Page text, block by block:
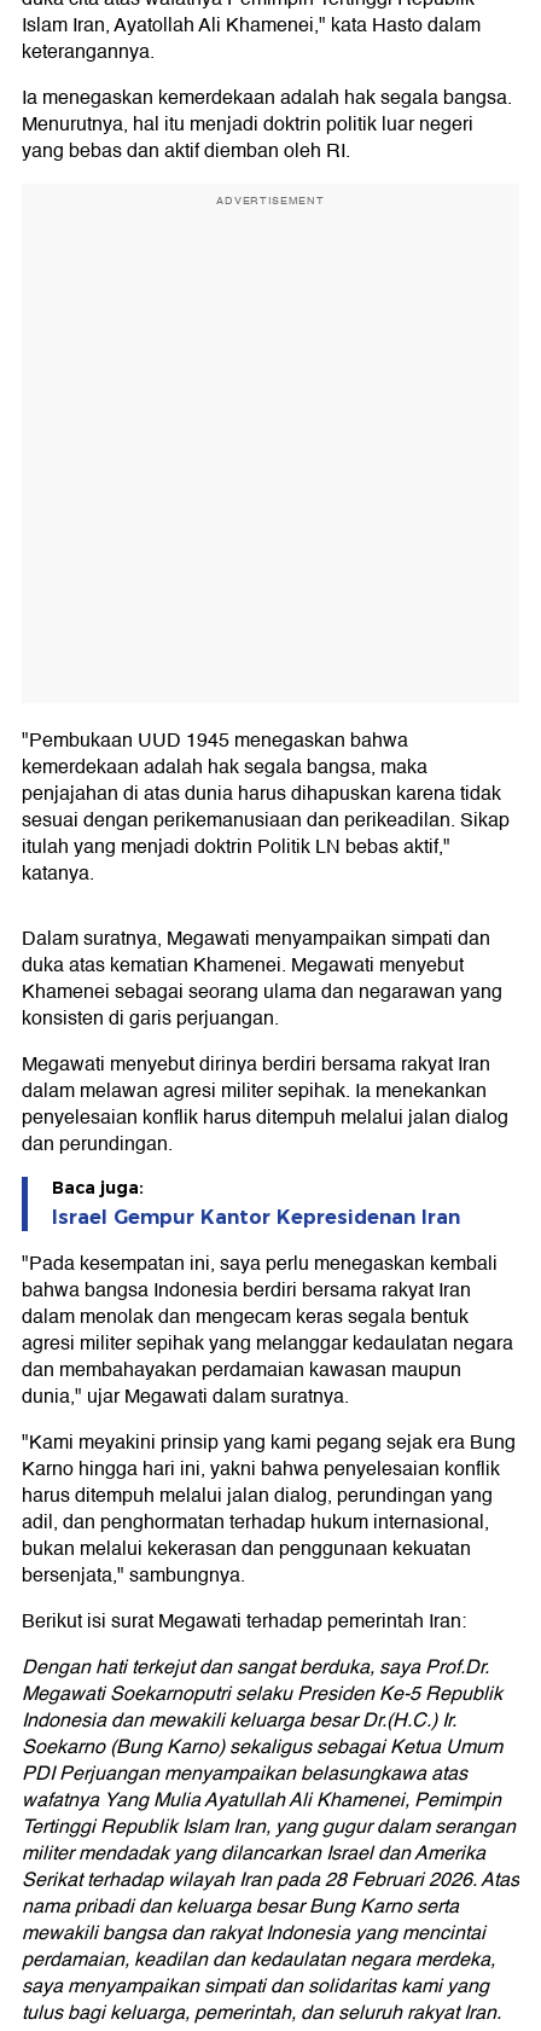
Islam Iran, Ayatollah Ali Khamenei," kata Hasto dalam
keterangannya.
Ia menegaskan kemerdekaan adalah hak segala bangsa.
Menurutnya, hal itu menjadi doktrin politik luar negeri
yang bebas dan aktif diemban oleh RI.
ADVERTISEMENT
"Pembukaan UUD 1945 menegaskan bahwa
kemerdekaan adalah hak segala bangsa, maka
penjajahan di atas dunia harus dihapuskan karena tidak
sesuai dengan perikemanusiaan dan perikeadilan. Sikap
itulah yang menjadi doktrin Politik LN bebas aktif,"
katanya.
Dalam suratnya, Megawati menyampaikan simpati dan
duka atas kematian Khamenei. Megawati menyebut
Khamenei sebagai seorang ulama dan negarawan yang
konsisten di garis perjuangan.
Megawati menyebut dirinya berdiri bersama rakyat Iran
dalam melawan agresi militer sepihak. Ia menekankan
penyelesaian konflik harus ditempuh melalui jalan dialog
dan perundingan.
Baca juga:
Israel Gempur Kantor Kepresidenan Iran
"Pada kesempatan ini, saya perlu menegaskan kembali
bahwa bangsa Indonesia berdiri bersama rakyat Iran
dalam menolak dan mengecam keras segala bentuk
agresi militer sepihak yang melanggar kedaulatan negara
dan membahayakan perdamaian kawasan maupun
dunia," ujar Megawati dalam suratnya.
"Kami meyakini prinsip yang kami pegang sejak era Bung
Karno hingga hari ini, yakni bahwa penyelesaian konflik
harus ditempuh melalui jalan dialog, perundingan yang
adil, dan penghormatan terhadap hukum internasional,
bukan melalui kekerasan dan penggunaan kekuatan
bersenjata," sambungnya.
Berikut isi surat Megawati terhadap pemerintah Iran:
Dengan hati terkejut dan sangat berduka, saya Prof.Dr.
Megawati Soekarnoputri selaku Presiden Ke-5 Republik
Indonesia dan mewakili keluarga besar Dr.(H.C.) Ir.
Soekarno (Bung Karno) sekaligus sebagai Ketua Umum
PDI Perjuangan menyampaikan belasungkawa atas
wafatnya Yang Mulia Ayatullah Ali Khamenei, Pemimpin
Tertinggi Republik Islam Iran, yang gugur dalam serangan
militer mendadak yang dilancarkan Israel dan Amerika
Serikat terhadap wilayah Iran pada 28 Februari 2026. Atas
nama pribadi dan keluarga besar Bung Karno serta
mewakili bangsa dan rakyat Indonesia yang mencintai
perdamaian, keadilan dan kedaulatan negara merdeka,
saya menyampaikan simpati dan solidaritas kami yang
tulus bagi keluarga, pemerintah, dan seluruh rakyat Iran.